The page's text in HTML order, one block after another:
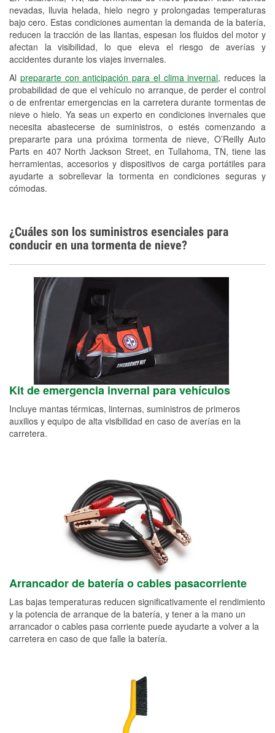
nevadas, lluvia helada, hielo negro y prolongadas temperaturas
bajo cero. Estas condiciones aumentan la demanda de la batería,
reducen la tracción de las llantas, espesan los fluidos del motor y
afectan la visibilidad, lo que eleva el riesgo de averías y
accidentes durante los viajes invernales.
Al prepararte con anticipación para el clima invernal, reduces la
probabilidad de que el vehículo no arranque, de perder el control
o de enfrentar emergencias en la carretera durante tormentas de
nieve o hielo. Ya seas un experto en condiciones invernales que
necesita abastecerse de suministros, o estés comenzando a
prepararte para una próxima tormenta de nieve, O’Reilly Auto
Parts en 407 North Jackson Street, en Tullahoma, TN, tiene las
herramientas, accesorios y dispositivos de carga portátiles para
ayudarte a sobrellevar la tormenta en condiciones seguras y
cómodas.
Programa de Préstamo de
Herramientas
Mezcla de pinturas
Rectificación de tambores y discos de
freno
Mangueras hidráulicas a la medida
Snowstorm Supplies
Conoce más
¿Cuáles son los suministros esenciales para
conducir en una tormenta de nieve?
Kit de emergencia invernal para vehículos
Incluye mantas térmicas, linternas, suministros de primeros
auxilios y equipo de alta visibilidad en caso de averías en la
carretera.
Arrancador de batería o cables pasacorriente
Las bajas temperaturas reducen significativamente el rendimiento
y la potencia de arranque de la batería, y tener a la mano un
arrancador o cables pasa corriente puede ayudarte a volver a la
carretera en caso de que falle la batería.